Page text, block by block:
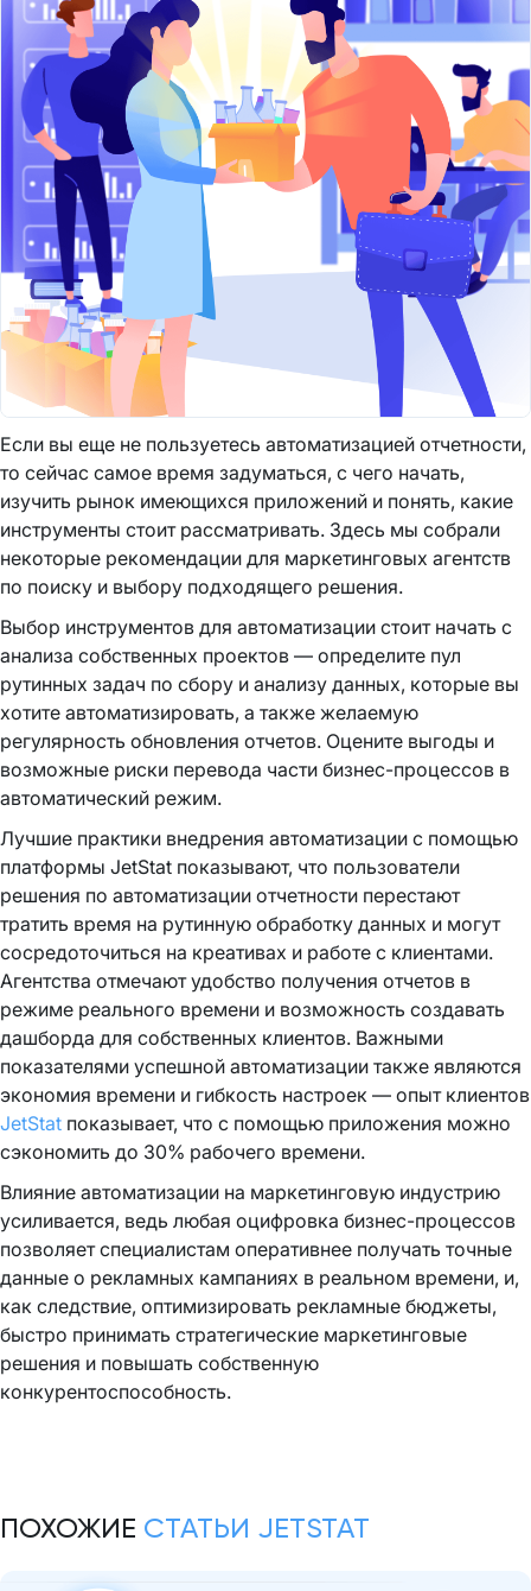
Если вы еще не пользуетесь автоматизацией отчетности,
то сейчас самое время задуматься, с чего начать,
изучить рынок имеющихся приложений и понять, какие
инструменты стоит рассматривать. Здесь мы собрали
некоторые рекомендации для маркетинговых агентств
по поиску и выбору подходящего решения.
Выбор инструментов для автоматизации стоит начать с
анализа собственных проектов — определите пул
рутинных задач по сбору и анализу данных, которые вы
хотите автоматизировать, а также желаемую
регулярность обновления отчетов. Оцените выгоды и
возможные риски перевода части бизнес-процессов в
автоматический режим.
Лучшие практики внедрения автоматизации с помощью
платформы JetStat показывают, что пользователи
решения по автоматизации отчетности перестают
тратить время на рутинную обработку данных и могут
сосредоточиться на креативах и работе с клиентами.
Агентства отмечают удобство получения отчетов в
режиме реального времени и возможность создавать
дашборда для собственных клиентов. Важными
показателями успешной автоматизации также являются
экономия времени и гибкость настроек — опыт клиентов
JetStat показывает, что с помощью приложения можно
сэкономить до 30% рабочего времени.
Влияние автоматизации на маркетинговую индустрию
усиливается, ведь любая оцифровка бизнес-процессов
позволяет специалистам оперативнее получать точные
данные о рекламных кампаниях в реальном времени, и,
как следствие, оптимизировать рекламные бюджеты,
быстро принимать стратегические маркетинговые
решения и повышать собственную
конкурентоспособность.
ПОХОЖИЕ СТАТЬИ JETSTAT